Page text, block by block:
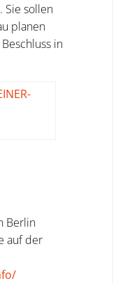
Sie sollen
planen
in
Berlin
auf der